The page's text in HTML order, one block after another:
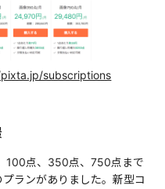
subscriptions
100点、350点、750点まで
ランがありました。新型コ